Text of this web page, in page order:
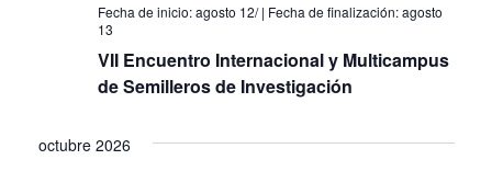
VII Encuentro Internacional y Multicampus
de Semilleros de Investigación
agosto 12/
agosto
13
octubre 2026